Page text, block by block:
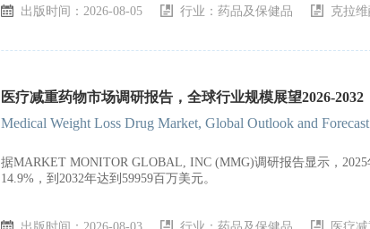
出版时间：2026-08-05 行业：药品及保健品 克拉
医疗减重药物市场调研报告，全球行业规模展望2026-2032
Medical Weight Loss Drug Market, Global Outlook and
据MARKET MONITOR GLOBAL, INC (MMG)调研报告显示，
14.9%，到2032年达到59959百万美元。
出版时间：2026-08-03 行业：药品及保健品 医疗